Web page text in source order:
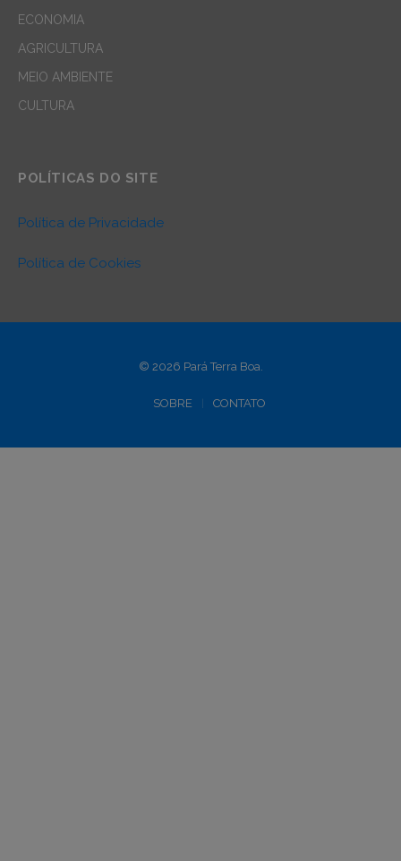
ECONOMIA
AGRICULTURA
MEIO AMBIENTE
CULTURA
POLÍTICAS DO SITE
Política de Privacidade
Política de Cookies
© 2026 Pará Terra Boa.
SOBRE CONTATO